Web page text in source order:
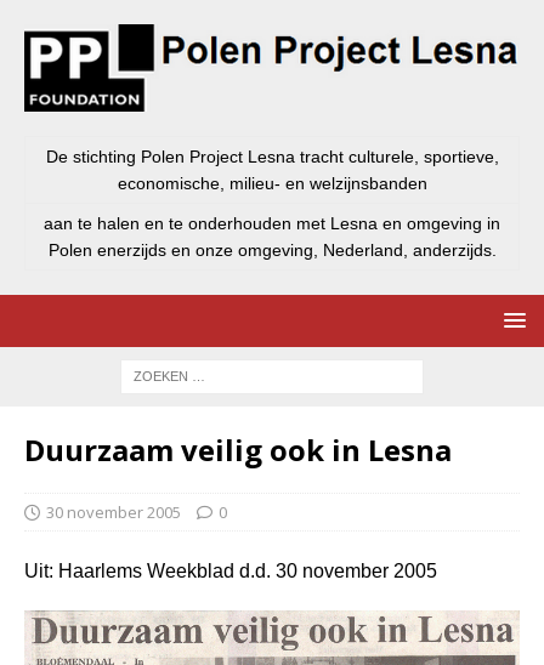
De stichting Polen Project Lesna tracht culturele, sportieve,
economische, milieu- en welzijnsbanden
aan te halen en te onderhouden met Lesna en omgeving in
Polen enerzijds en onze omgeving, Nederland, anderzijds.
Duurzaam veilig ook in Lesna
30 november 2005 0
Uit: Haarlems Weekblad d.d. 30 november 2005